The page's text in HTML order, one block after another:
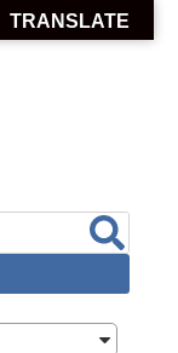
TRANSLATE